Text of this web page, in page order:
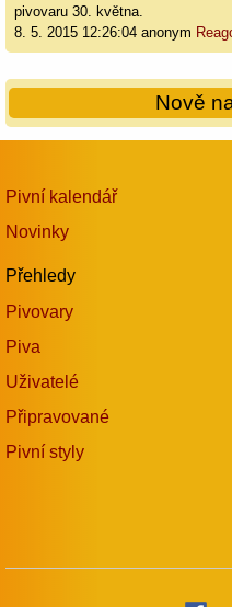
pivovaru 30. května.
8. 5. 2015 12:26:04 anonym
Nově
Pivní kalendář
Novinky
Přehledy
Pivovary
Piva
Uživatelé
Připravované
Pivní styly